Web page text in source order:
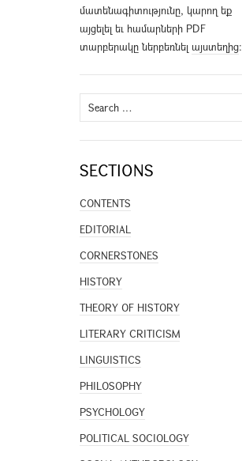
մատենագիտությունը, կարող եք
այցելել եւ համարների PDF
տարբերակը ներբեռնել այստեղից։
Search
for:
SECTIONS
CONTENTS
EDITORIAL
CORNERSTONES
HISTORY
THEORY OF HISTORY
LITERARY CRITICISM
LINGUISTICS
PHILOSOPHY
PSYCHOLOGY
POLITICAL SOCIOLOGY